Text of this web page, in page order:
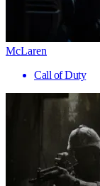
McLaren
Call of Duty